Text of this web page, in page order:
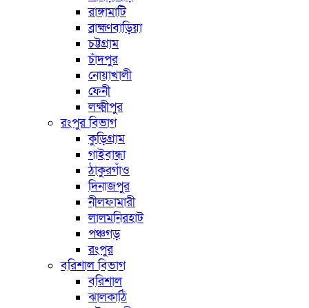
রাঙ্গামাটি
ব্রাহ্মণবাড়িয়া
চট্টগ্রাম
চাঁদপুর
নোয়াখালী
ফেনী
লক্ষ্মীপুর
রংপুর বিভাগ
কুড়িগ্রাম
গাইবান্ধা
ঠাকুরগাঁও
দিনাজপুর
নীলফামারী
লালমনিরহাট
পঞ্চগড়
রংপুর
বরিশাল বিভাগ
বরিশাল
ঝালকাঠি